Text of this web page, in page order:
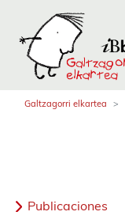
Galtzagorri elkartea
Publicaciones